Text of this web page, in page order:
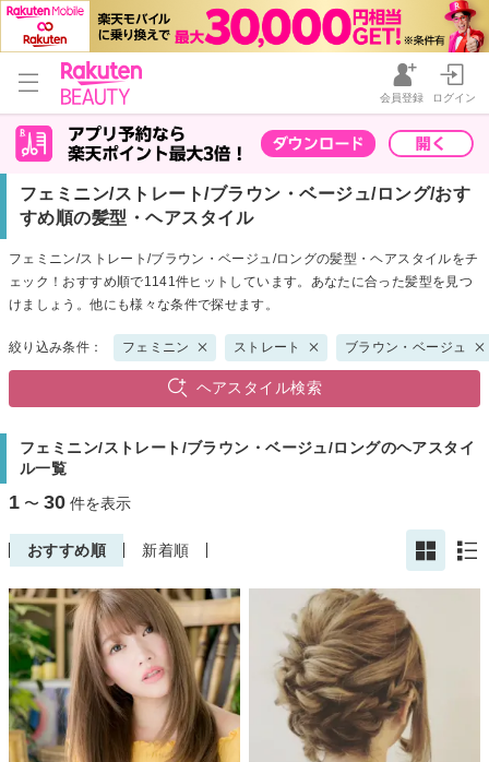
会員登録 ログイン
フェミニン/ストレート/ブラウン・ベージュ/ロング/おす
すめ順の髪型・ヘアスタイル
フェミニン/ストレート/ブラウン・ベージュ/ロングの髪型・ヘアスタイルをチ
ェック！おすすめ順で1141件ヒットしています。あなたに合った髪型を見つ
けましょう。他にも様々な条件で探せます。
絞り込み条件： フェミニン ストレート ブラウン・ベージュ
ヘアスタイル検索
フェミニン/ストレート/ブラウン・ベージュ/ロングのヘアスタイ
ル一覧
1 〜 30 件を表示
おすすめ順 新着順